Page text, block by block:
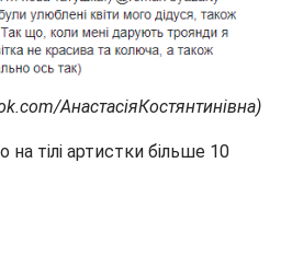
АнастасіяКостянтинівна)
тілі артистки більше 10